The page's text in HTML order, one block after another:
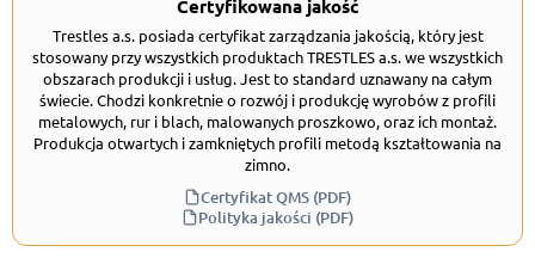
Certyfikowana jakość
Trestles a.s. posiada certyfikat zarządzania jakością, który jest
stosowany przy wszystkich produktach TRESTLES a.s. we wszystkich
obszarach produkcji i usług. Jest to standard uznawany na całym
świecie. Chodzi konkretnie o rozwój i produkcję wyrobów z profili
metalowych, rur i blach, malowanych proszkowo, oraz ich montaż.
Produkcja otwartych i zamkniętych profili metodą kształtowania na
zimno.
Certyfikat QMS (PDF)
Polityka jakości (PDF)